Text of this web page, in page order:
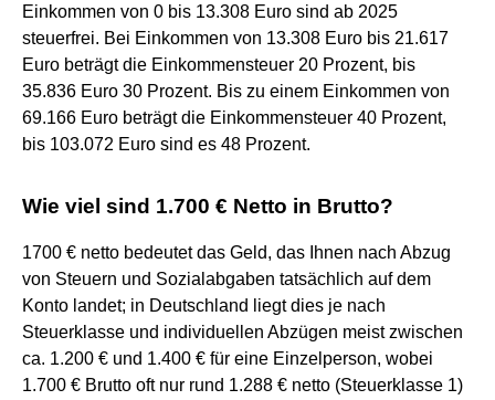
Einkommen von 0 bis 13.308 Euro sind ab 2025
steuerfrei. Bei Einkommen von 13.308 Euro bis 21.617
Euro beträgt die Einkommensteuer 20 Prozent, bis
35.836 Euro 30 Prozent. Bis zu einem Einkommen von
69.166 Euro beträgt die Einkommensteuer 40 Prozent,
bis 103.072 Euro sind es 48 Prozent.
Wie viel sind 1.700 € Netto in Brutto?
1700 € netto bedeutet das Geld, das Ihnen nach Abzug
von Steuern und Sozialabgaben tatsächlich auf dem
Konto landet; in Deutschland liegt dies je nach
Steuerklasse und individuellen Abzügen meist zwischen
ca. 1.200 € und 1.400 € für eine Einzelperson, wobei
1.700 € Brutto oft nur rund 1.288 € netto (Steuerklasse 1)